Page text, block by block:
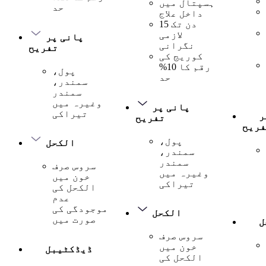
حد
پانی پر
تفریح
پول،
سمندر،
سمندر
وغیرہ میں
تیراکی
الکحل
سروس صرف
خون میں
الکحل کی
عدم
موجودگی کی
صورت میں
ڈیڈکٹیبل
ہسپتال میں
داخل علاج
15 دن تک
لازمی
نگرانی
کوریج کی
رقم کا 10%
حد
پانی پر
تفریح
پول،
سمندر،
سمندر
وغیرہ میں
تیراکی
الکحل
سروس صرف
خون میں
الکحل کی